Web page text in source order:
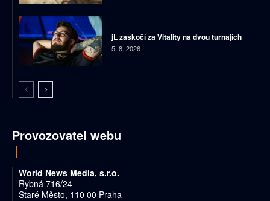
jL zaskočí za Vitality na dvou turnajích
5. 8. 2026
Provozovatel webu
World News Media, s.r.o.
Rybná 716/24
Staré Město, 110 00 Praha